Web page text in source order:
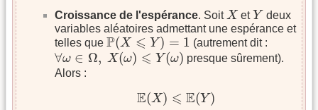
Croissance de l'espérance. SoitX
X et Y
Y deux
variables aléatoires admettant une espérance et
telles que P(X ⩽ Y) = 1
P(X⩽Y)=1 (autrement dit :
∀ω ∈ Ω, X(ω) ⩽ Y(ω)
∀ω∈Ω,X(ω)⩽Y(ω)
presque sûrement).
Alors :
E(X) ⩽ E(Y)
E(X ⩽ E(Y)